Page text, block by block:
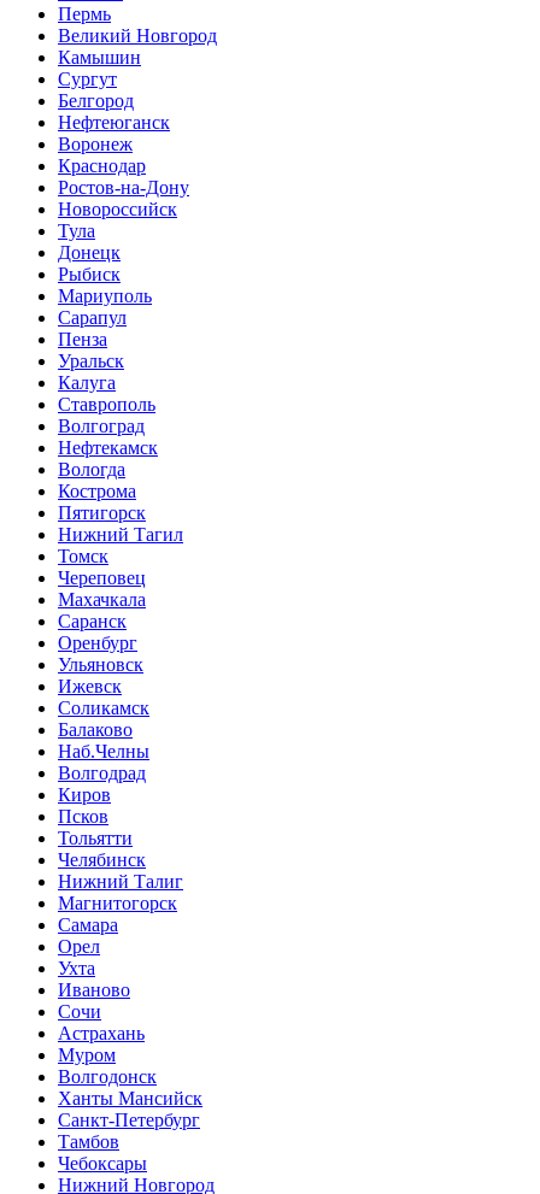
Пермь
Великий Новгород
Камышин
Сургут
Белгород
Нефтеюганск
Воронеж
Краснодар
Ростов-на-Дону
Новороссийск
Тула
Донецк
Рыбиск
Мариуполь
Сарапул
Пенза
Уральск
Калуга
Ставрополь
Волгоград
Нефтекамск
Вологда
Кострома
Пятигорск
Нижний Тагил
Томск
Череповец
Махачкала
Саранск
Оренбург
Ульяновск
Ижевск
Соликамск
Балаково
Наб.Челны
Волгодрад
Киров
Псков
Тольятти
Челябинск
Нижний Талиг
Магнитогорск
Самара
Орел
Ухта
Иваново
Сочи
Астрахань
Муром
Волгодонск
Ханты Мансийск
Санкт-Петербург
Тамбов
Чебоксары
Нижний Новгород